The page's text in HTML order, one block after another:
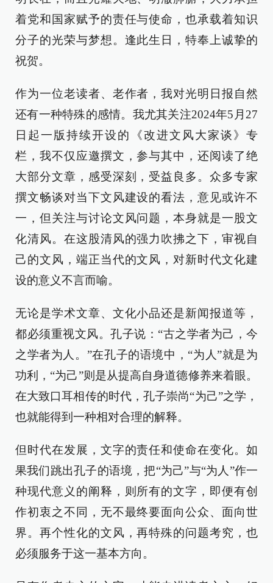
着党和国家赋予的责任与使命，也承载着知识
分子的光荣与梦想。逢此生日，特奉上诚挚的
祝贺。
作为一位老读者、老作者，我对光明日报自然
还有一种特殊的感情。我尤其关注2024年5月27
日起一版持续开设的《改进文风大家谈》专
栏，我不仅应邀撰文，参与其中，还阅读了绝
大部分文章，感受深刻，受益良多。众多专家
撰文畅谈对当下文风建设的看法，意见或许不
一，但关注与讨论文风问题，本身就是一股文
化清风。在这股清风的强力吹拂之下，审视自
己的文风，端正当代的文风，对新时代文化建
设的意义不言而喻。
无论是学术文章、文化小品还是新闻报道等，
都必须重视文风。孔子说：“古之学者为己，今
之学者为人。”在孔子的语境中，“为人”就是为
功利，“为己”则是从提高自身道德修养来着眼。
在大致口耳相传的时代，孔子崇尚“为己”之学，
也就能得到一种相对合理的解释。
但时代在发展，文字的责任和使命在变化。如
果我们跳出孔子的语境，把“为己”与“为人”作一
种现代意义的阐释，则所有的文字，即便有创
作初衷之不同，无不最终要面向公众、面向世
界。再个性化的文风，再特殊的问题考究，也
必须服务于这一基本方向。